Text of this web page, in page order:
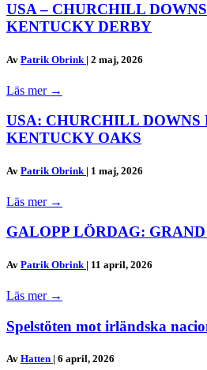
USA – CHURCHILL
KENTUCKY DERBY
Av Patrik Obrink | 2 maj, 2026
Läs mer →
USA: CHURCHILL DOWNS
KENTUCKY OAKS
Av Patrik Obrink | 1 maj, 2026
Läs mer →
GALOPP LÖRDAG:
Av Patrik Obrink | 11 april, 2026
Läs mer →
Spelstöten mot irländska
Av Hatten | 6 april, 2026